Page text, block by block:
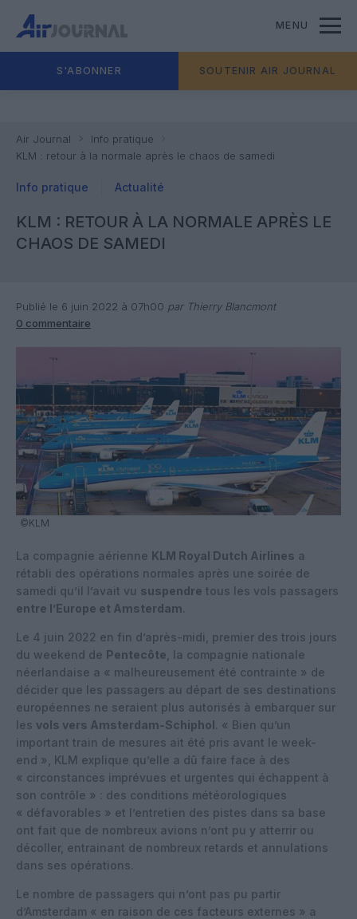
MENU
S'ABONNER SOUTENIR AIR JOURNAL
Air Journal
Info pratique
KLM : retour à la normale après le chaos de samedi
Info pratique Actualité
KLM : RETOUR À LA NORMALE APRÈS LE
CHAOS DE SAMEDI
Publié le 6 juin 2022 à 07h00 par Thierry Blancmont
0 commentaire
©KLM
La compagnie aérienne KLM Royal Dutch Airlines a
rétabli des opérations normales après une soirée de
samedi qu’il l’avait vu suspendre tous les vols passagers
entre l’Europe et Amsterdam.
Le 4 juin 2022 en fin d’après-midi, premier des trois jours
du weekend de Pentecôte , la compagnie nationale
néerlandaise a « malheureusement été contrainte » de
décider que les passagers au départ de ses destinations
européennes ne seraient plus autorisés à embarquer sur
les vols vers Amsterdam-Schiphol. « Bien qu’un
important train de mesures ait été pris avant le week-
end », KLM explique qu’elle a dû faire face à des
« circonstances imprévues et urgentes qui échappent à
son contrôle » : des conditions météorologiques
« défavorables » et l’entretien des pistes dans sa base
ont fait que de nombreux avions n’ont pu y atterrir ou
décoller, entrainant de nombreux retards et annulations
dans ses opérations.
Le nombre de passagers qui n’ont pas pu partir
d’Amsterdam « en raison de ces facteurs externes » a